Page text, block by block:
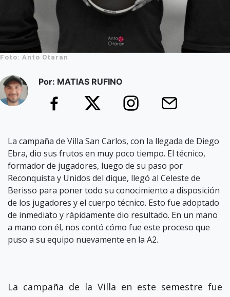
Foto: Anto Otaran
Por: MATIAS RUFINO
La campaña de Villa San Carlos, con la llegada de Diego
Ebra, dio sus frutos en muy poco tiempo. El técnico,
formador de jugadores, luego de su paso por
Reconquista y Unidos del dique, llegó al Celeste de
Berisso para poner todo su conocimiento a disposición
de los jugadores y el cuerpo técnico. Esto fue adoptado
de inmediato y rápidamente dio resultado. En un mano
a mano con él, nos contó cómo fue este proceso que
puso a su equipo nuevamente en la A2.
La campaña de la Villa en este semestre fue